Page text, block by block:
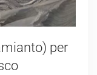
per